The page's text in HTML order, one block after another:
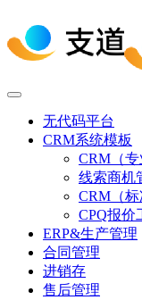
无代码平台
CRM系统模板
CRM（专
线索商机
CRM（标
CPQ报价
ERP&生产管理
合同管理
进销存
售后管理